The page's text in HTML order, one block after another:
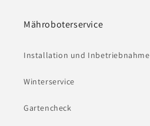
Mähroboterservice
Installation und Inbetriebnahme
Winterservice
Gartencheck